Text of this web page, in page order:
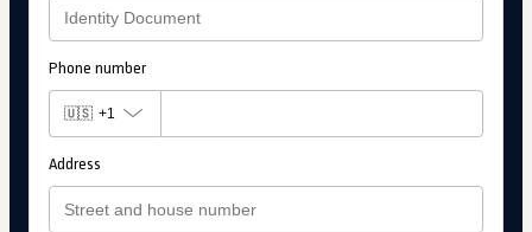
Phone number
🇺🇸 +1
Address